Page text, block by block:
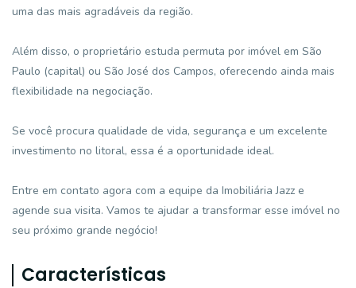
uma das mais agradáveis da região.
Além disso, o proprietário estuda permuta por imóvel em São
Paulo (capital) ou São José dos Campos, oferecendo ainda mais
flexibilidade na negociação.
Se você procura qualidade de vida, segurança e um excelente
investimento no litoral, essa é a oportunidade ideal.
Entre em contato agora com a equipe da Imobiliária Jazz e
agende sua visita. Vamos te ajudar a transformar esse imóvel no
seu próximo grande negócio!
Características